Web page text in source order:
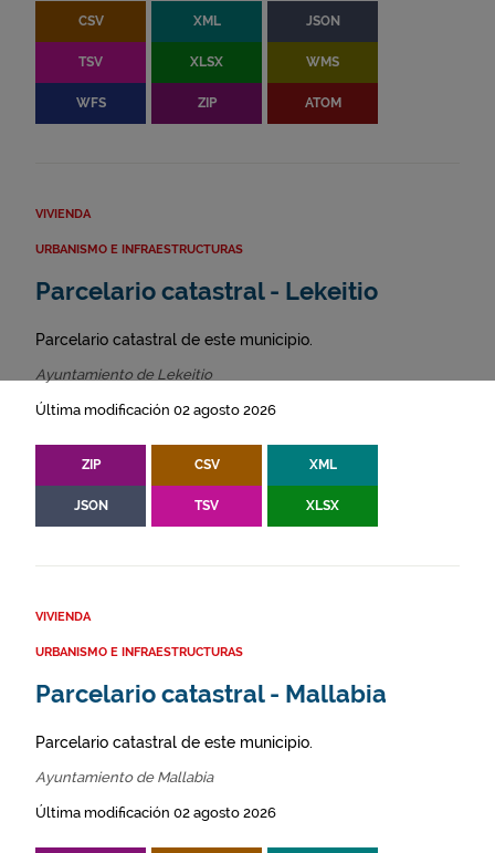
CSV XML JSON
TSV XLSX WMS
WFS ZIP ATOM
VIVIENDA
URBANISMO E INFRAESTRUCTURAS
Parcelario catastral - Lekeitio
Parcelario catastral de este municipio.
Ayuntamiento de Lekeitio
Última modificación 02 agosto 2026
ZIP CSV XML
JSON TSV XLSX
VIVIENDA
URBANISMO E INFRAESTRUCTURAS
Parcelario catastral - Mallabia
Parcelario catastral de este municipio.
Ayuntamiento de Mallabia
Última modificación 02 agosto 2026